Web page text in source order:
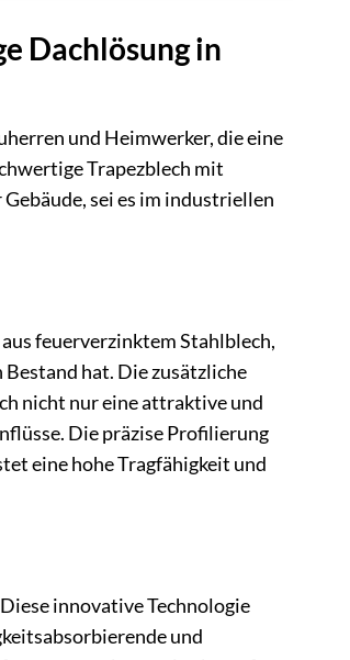
Dachlösung in
und Heimwerker, die eine
Trapezblech mit
sei es im industriellen
feuerverzinktem Stahlblech,
hat. Die zusätzliche
nicht nur eine attraktive und
Die präzise Profilierung
eine hohe Tragfähigkeit und
innovative Technologie
und